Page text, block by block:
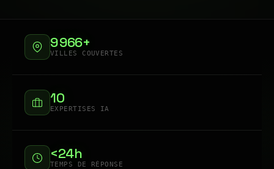
9 966+
VILLES COUVERTES
10
EXPERTISES IA
<24h
TEMPS DE RÉPONSE